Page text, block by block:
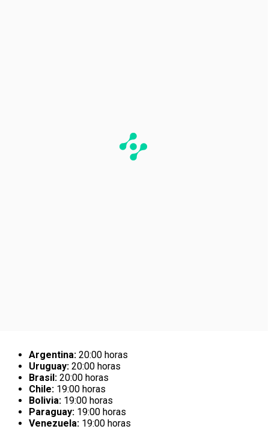
Argentina: 20:00 horas
Uruguay: 20:00 horas
Brasil: 20:00 horas
Chile: 19:00 horas
Bolivia: 19:00 horas
Paraguay: 19:00 horas
Venezuela: 19:00 horas